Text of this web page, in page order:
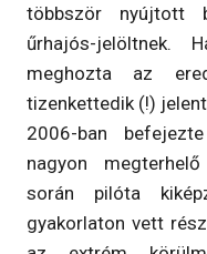
többször nyújtott
űrhajós-jelöltnek.
meghozta az
tizenkettedik (!)
2006-ban
nagyon
során pilóta
gyakorlaton vett